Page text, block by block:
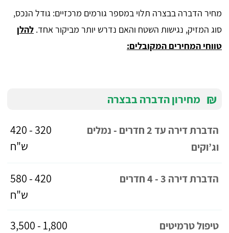
מחיר הדברה בבצרה תלוי במספר גורמים מרכזיים: גודל הנכס,
סוג המזיק, נגישות השטח והאם נדרש יותר מביקור אחד. להלן
טווחי המחירים המקובלים:
₪ מחירון הדברה בבצרה
הדברת דירה עד 2 חדרים - נמלים
וג’וקים
320 - 420
ש"ח
הדברת דירה 3 - 4 חדרים
420 - 580
ש"ח
טיפול טרמיטים
1,800 - 3,500